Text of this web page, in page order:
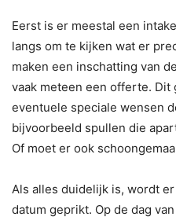
Eerst is er meestal een
langs om te kijken wat er
maken een inschatting van
vaak meteen een offerte.
eventuele speciale wensen
bijvoorbeeld spullen die
Of moet er ook
Als alles duidelijk is, wordt
datum geprikt. Op de dag